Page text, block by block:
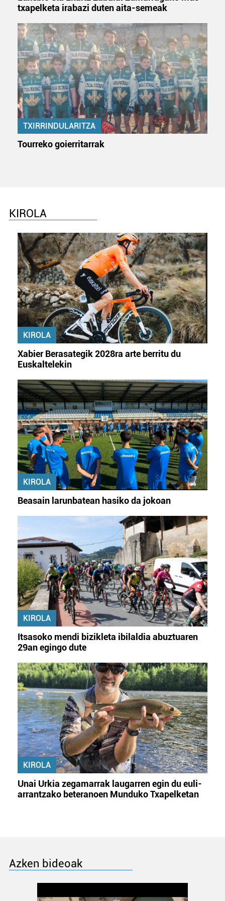
txapelketa irabazi duten aita-semeak
TXIRRINDULARITZA
Tourreko goierritarrak
KIROLA
KIROLA
Xabier Berasategik 2028ra arte berritu du
Euskaltelekin
KIROLA
Beasain larunbatean hasiko da jokoan
KIROLA
Itsasoko mendi bizikleta ibilaldia abuztuaren
29an egingo dute
KIROLA
Unai Urkia zegamarrak laugarren egin du euli-
arrantzako beteranoen Munduko Txapelketan
Azken bideoak